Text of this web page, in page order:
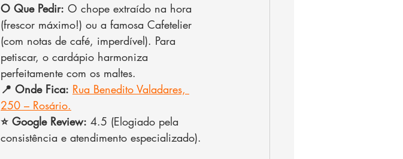
O Que Pedir: O chope extraído na hora
(frescor máximo!) ou a famosa Cafetelier
(com notas de café, imperdível). Para
petiscar, o cardápio harmoniza
perfeitamente com os maltes.
📍 Onde Fica: Rua Benedito Valadares,
250 – Rosário.
⭐ Google Review: 4.5 (Elogiado pela
consistência e atendimento especializado).